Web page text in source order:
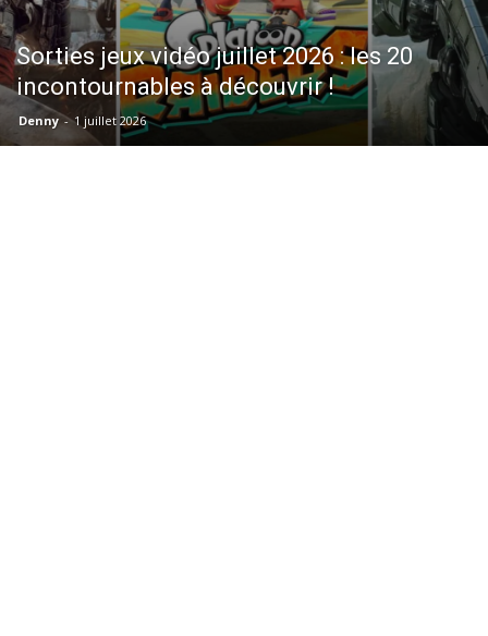
Sorties jeux vidéo juillet 2026 : les 20
incontournables à découvrir !
Denny - 1 juillet 2026